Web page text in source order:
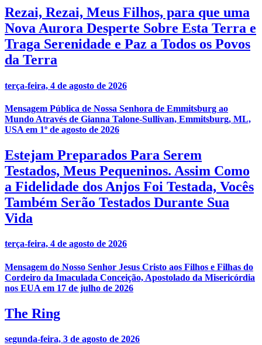
Rezai, Rezai, Meus Filhos, para que uma
Nova Aurora Desperte Sobre Esta Terra e
Traga Serenidade e Paz a Todos os Povos
da Terra
terça-feira, 4 de agosto de 2026
Mensagem Pública de Nossa Senhora de Emmitsburg ao
Mundo Através de Gianna Talone-Sullivan, Emmitsburg, ML,
USA em 1º de agosto de 2026
Estejam Preparados Para Serem
Testados, Meus Pequeninos. Assim Como
a Fidelidade dos Anjos Foi Testada, Vocês
Também Serão Testados Durante Sua
Vida
terça-feira, 4 de agosto de 2026
Mensagem do Nosso Senhor Jesus Cristo aos Filhos e Filhas do
Cordeiro da Imaculada Conceição, Apostolado da Misericórdia
nos EUA em 17 de julho de 2026
The Ring
segunda-feira, 3 de agosto de 2026